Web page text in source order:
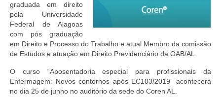
Eleições
Fiscalização
Responsabilidade Técnica
Legislações
Decisões
graduada em direito
pela Universidade
Federal de Alagoas
com pós graduação
em Direito e Processo do Trabalho e atual Membro da comissão
de Estudos e atuação em Direito Previdenciário da OAB/AL.
O curso “Aposentadoria especial para profissionais da
Enfermagem: Novos contornos após EC103/2019” acontecerá
no dia 25 de junho no auditório da sede do Coren AL.